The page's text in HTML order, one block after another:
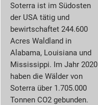
Soterra ist im Südosten
der USA tätig und
bewirtschaftet 244.600
Acres Waldland in
Alabama, Louisiana und
Mississippi. Im Jahr 2020
haben die Wälder von
Soterra über 1.705.000
Tonnen CO2 gebunden.